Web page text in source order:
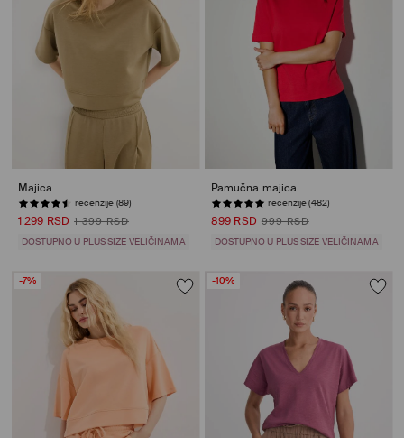
Majica
recenzije (89)
1 299 RSD 1 399 RSD
DOSTUPNO U PLUS SIZE VELIČINAMA
Pamučna majica
recenzije (482)
899 RSD 999 RSD
DOSTUPNO U PLUS SIZE VELIČINAMA
-7% -10%